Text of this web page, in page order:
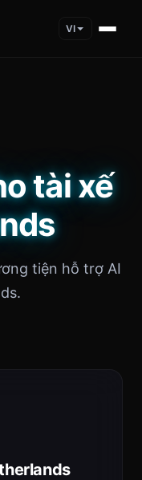
VI
tài xế
tiện hỗ trợ AI